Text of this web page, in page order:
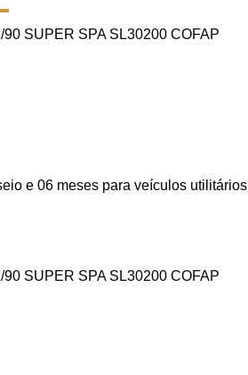
SUPER SPA SL30200 COFAP
e 06 meses para veículos utilitários
SUPER SPA SL30200 COFAP